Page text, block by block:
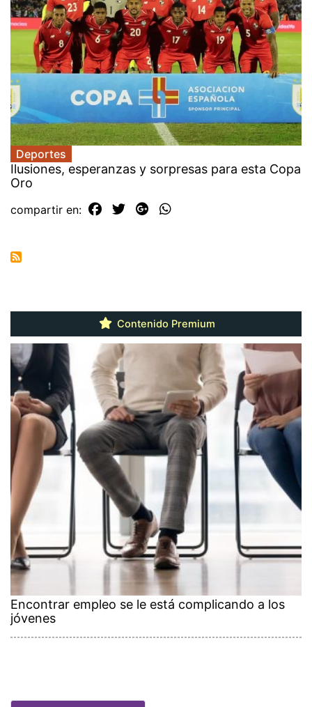
Deportes
Ilusiones, esperanzas y sorpresas para esta Copa
Oro
compartir en:
Contenido Premium
Encontrar empleo se le está complicando a los
jóvenes